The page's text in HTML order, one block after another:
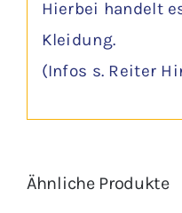
Hierbei handelt
Kleidung.
(Infos s. Reiter
Ähnliche Produkte